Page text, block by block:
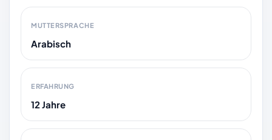
MUTTERSPRACHE
Arabisch
ERFAHRUNG
12 Jahre